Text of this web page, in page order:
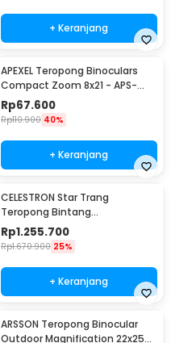
+ Keranjang
APEXEL Teropong Binoculars
Compact Zoom 8x21 - APS-
8X21
Rp67.600
Rp110.900 40%
+ Keranjang
CELESTRON Star Trang
Teropong Bintang
Astronomical - SCTW-70
Rp1.255.700
Rp1.670.900 25%
+ Keranjang
ARSSON Teropong Binocular
Outdoor Magnification 22x25